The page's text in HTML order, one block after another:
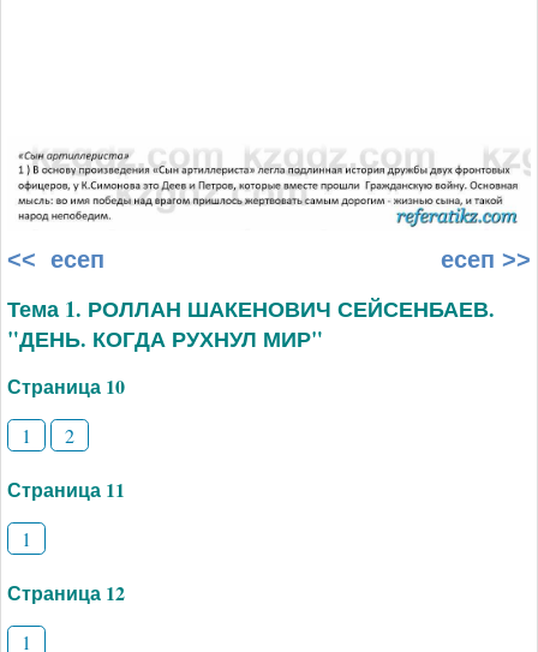
<< есеп есеп >>
Тема 1. РОЛЛАН ШАКЕНОВИЧ СЕЙСЕНБАЕВ.
"ДЕНЬ. КОГДА РУХНУЛ МИР"
Страница 10
1 2
Страница 11
1
Страница 12
1